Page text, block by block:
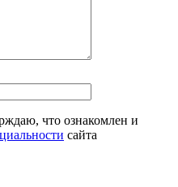
что ознакомлен и
сайта